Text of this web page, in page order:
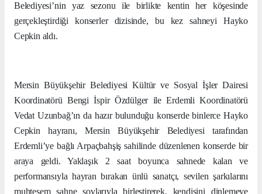
Belediyesi’nin yaz sezonu ile birlikte kentin her köşesinde
gerçekleştirdiği konserler dizisinde, bu kez sahneyi Hayko
Cepkin aldı.
Mersin Büyükşehir Belediyesi Kültür ve Sosyal İşler Dairesi
Koordinatörü Bengi İspir Özdülger ile Erdemli Koordinatörü
Vedat Uzunbağ’ın da hazır bulunduğu konserde binlerce Hayko
Cepkin hayranı, Mersin Büyükşehir Belediyesi tarafından
Erdemli’ye bağlı Arpaçbahşiş sahilinde düzenlenen konserde bir
araya geldi. Yaklaşık 2 saat boyunca sahnede kalan ve
performansıyla hayran bırakan ünlü sanatçı, sevilen şarkılarını
muhteşem sahne şovlarıyla birleştirerek, kendisini dinlemeye